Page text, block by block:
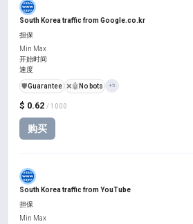
South Korea traffic from Google.co.kr
$ 0.62 / 1000
购买
担保
Min Max
开始时间
速度
️🛡️Guarantee ❌🤖 No bots +5
South Korea traffic from YouTube
担保
Min Max